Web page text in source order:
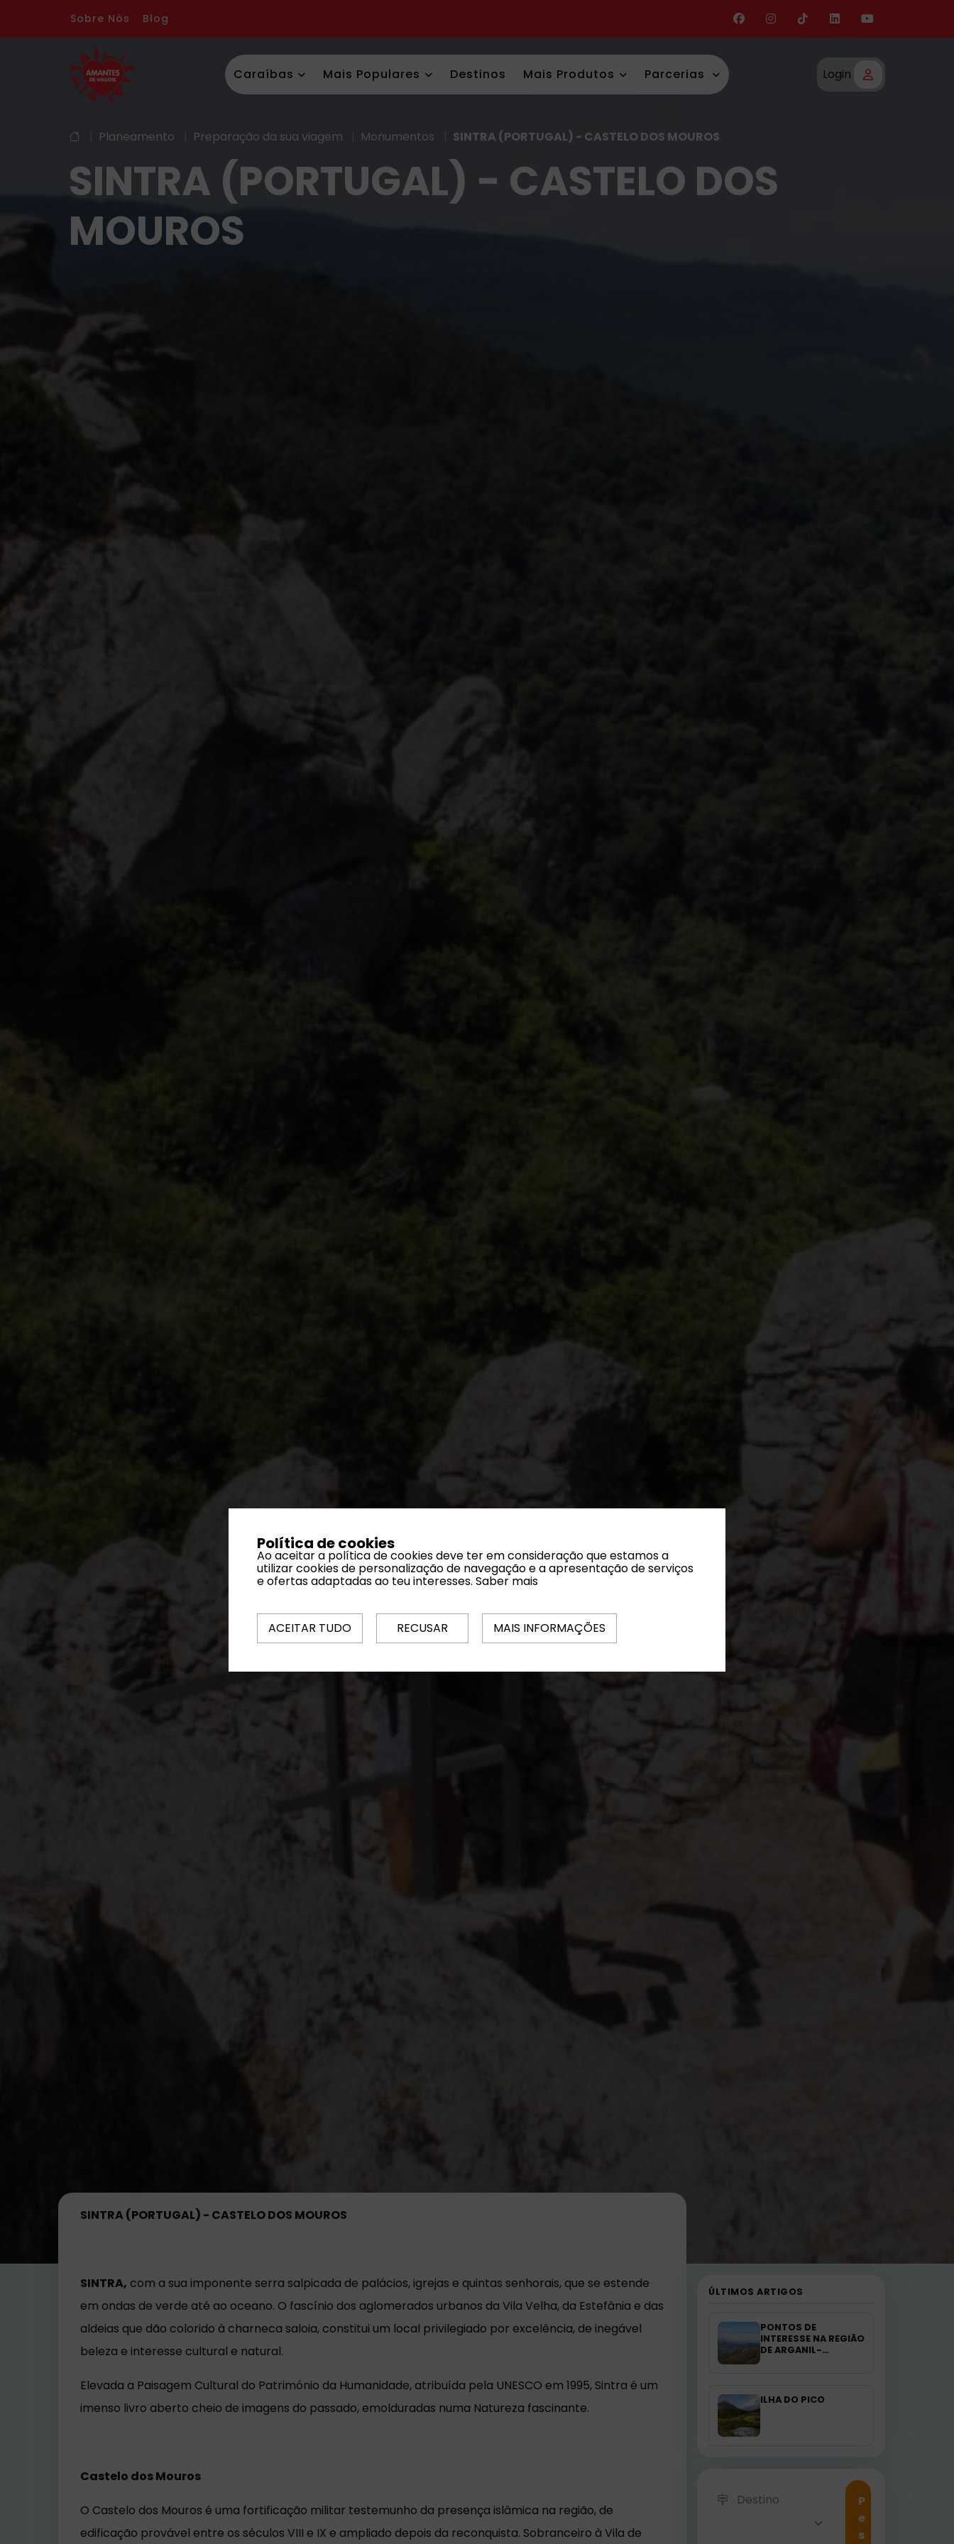
Sobre Nós Blog
Caraíbas Mais Populares Destinos Mais Produtos Parcerias Login
Planeamento Preparação da sua viagem Monumentos SINTRA (PORTUGAL) - CASTELO DOS MOUROS
SINTRA (PORTUGAL) - CASTELO DOS
MOUROS
SINTRA (PORTUGAL) - CASTELO DOS MOUROS
SINTRA, com a sua imponente serra salpicada de palácios, igrejas e quintas senhorais, que se estende
em ondas de verde até ao oceano. O fascínio dos aglomerados urbanos da Vila Velha, da Estefânia e das
aldeias que dão colorido à charneca saloia, constitui um local privilegiado por excelência, de inegável
beleza e interesse cultural e natural.
Elevada a Paisagem Cultural do Património da Humanidade, atribuída pela UNESCO em 1995, Sintra é um
imenso livro aberto cheio de imagens do passado, emolduradas numa Natureza fascinante.
Castelo dos Mouros
O Castelo dos Mouros é uma fortificação militar testemunho da presença islâmica na região, de
edificação provável entre os séculos VIII e IX e ampliado depois da reconquista. Sobranceiro à Vila de
ÚLTIMOS ARTIGOS
PONTOS DE
INTERESSE NA REGIÃO
DE ARGANIL-
ILHA DO PICO
Destino
P
e
s
Política de cookies
Ao aceitar a política de cookies deve ter em consideração que estamos a
utilizar cookies de personalização de navegação e a apresentação de serviços
e ofertas adaptadas ao teu interesses. Saber mais
ACEITAR TUDO RECUSAR MAIS INFORMAÇÕES